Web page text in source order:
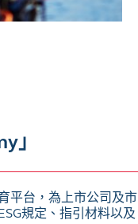
」
平台，為上市公司及市
規定、指引材料以及